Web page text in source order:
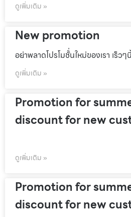
ดูเพิ่มเติม »
New promotion
อย่าพลาดโปรโมชั้่นใหม่ของเรา เร็วๆ
ดูเพิ่มเติม »
Promotion for
discount for new
ดูเพิ่มเติม »
Promotion for
discount for new